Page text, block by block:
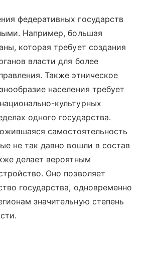
федеративных государств
Например, большая
которая требует создания
власти для более
Также этническое
населения требует
культурных
одного государства.
самостоятельность
не так давно вошли в состав
делает вероятным
Оно позволяет
государства, одновременно
значительную степень